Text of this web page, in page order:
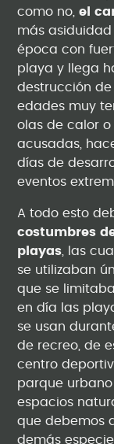
como no,el
más
época con
playa y llega
destrucción
edades muy
olas de calor
acusadas,
días de
eventos
A todo esto
costumbres
playas , las
se utilizaban
que se
en día las
se usan
de recreo, de
centro
parque
espacios
que debemos
demás